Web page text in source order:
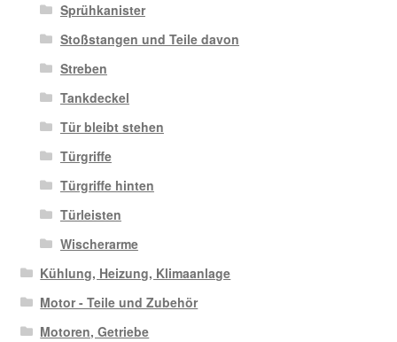
Sprühkanister
Stoßstangen und Teile davon
Streben
Tankdeckel
Tür bleibt stehen
Türgriffe
Türgriffe hinten
Türleisten
Wischerarme
Kühlung, Heizung, Klimaanlage
Motor - Teile und Zubehör
Motoren, Getriebe